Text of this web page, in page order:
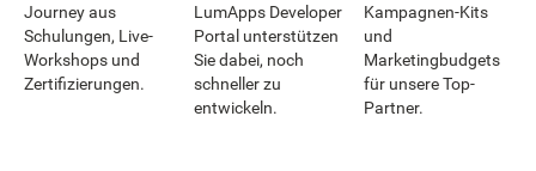
Journey aus
Schulungen, Live-
Workshops und
Zertifizierungen.
LumApps Developer
Portal unterstützen
Sie dabei, noch
schneller zu
entwickeln.
Kampagnen-Kits
und
Marketingbudgets
für unsere Top-
Partner.